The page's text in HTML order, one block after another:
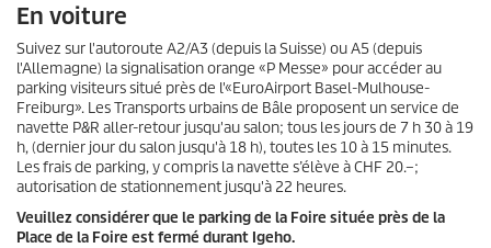
En voiture
Suivez sur l'autoroute A2/A3 (depuis la Suisse) ou A5 (depuis
l'Allemagne) la signalisation orange «P Messe» pour accéder au
parking visiteurs situé près de l'«EuroAirport Basel-Mulhouse-
Freiburg». Les Transports urbains de Bâle proposent un service de
navette P&R aller-retour jusqu'au salon; tous les jours de 7 h 30 à 19
h, (dernier jour du salon jusqu'à 18 h), toutes les 10 à 15 minutes.
Les frais de parking, y compris la navette s’élève à CHF 20.–;
autorisation de stationnement jusqu'à 22 heures.
Veuillez considérer que le parking de la Foire située près de la
Place de la Foire est fermé durant Igeho.